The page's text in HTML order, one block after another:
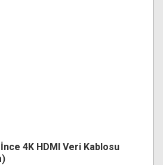
4K HDMI Veri Kablosu